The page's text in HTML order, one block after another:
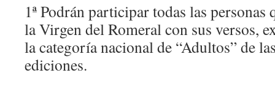
1ª Podrán participar todas las personas
la Virgen del Romeral con sus versos,
la categoría nacional de “Adultos” de
ediciones.